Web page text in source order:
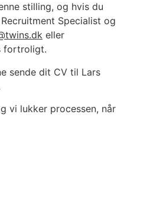
stilling, og hvis du
Specialist og
eller
fortroligt.
sende dit CV til Lars
vi lukker processen, når